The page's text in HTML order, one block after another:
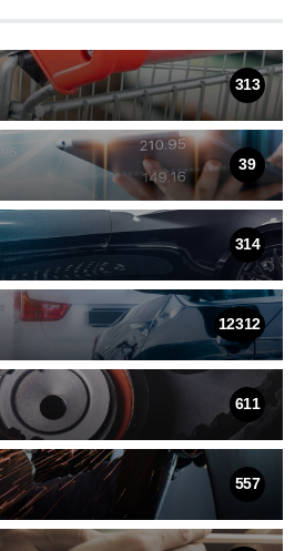
313
39
314
12312
611
557